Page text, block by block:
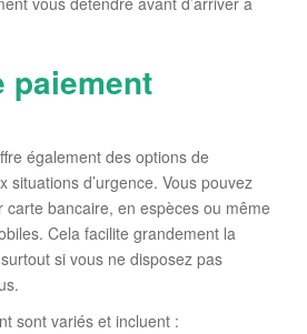
paiement
également des options de
situations d’urgence. Vous pouvez
carte bancaire, en espèces ou même
Cela facilite grandement la
si vous ne disposez pas
sont variés et incluent :